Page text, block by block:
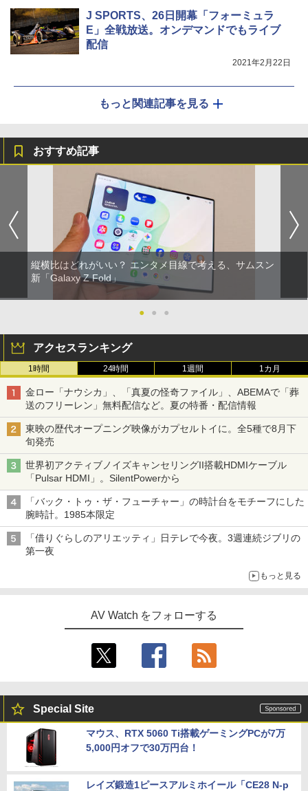
J SPORTS、26日開幕「フォーミュラ
E」全戦放送。オンデマンドでもライブ
配信
2021年2月22日
もっと関連記事を見る
おすすめ記事
縦横比はどれがいい？ エンタメ目線で考える、サムスン
新「Galaxy Z Fold」
● ● ●
アクセスランキング
1時間 24時間 1週間 1カ月
金ロー「ナウシカ」、「真夏の怪奇ファイル」、ABEMAで「葬
送のフリーレン」無料配信など。夏の特番・配信情報
東映の歴代オープニング映像がカプセルトイに。全5種で8月下
旬発売
世界初アクティブノイズキャンセリングII搭載HDMIケーブル
「Pulsar HDMI」。SilentPowerから
「バック・トゥ・ザ・フューチャー」の時計台をモチーフにした
腕時計。1985本限定
「借りぐらしのアリエッティ」日テレで今夜。3週連続ジブリの
第一夜
もっと見る
AV Watch をフォローする
Special Site
マウス、RTX 5060 Ti搭載ゲーミングPCが7万
5,000円オフで30万円台！
レイズ鍛造1ピースアルミホイール「CE28 N-p